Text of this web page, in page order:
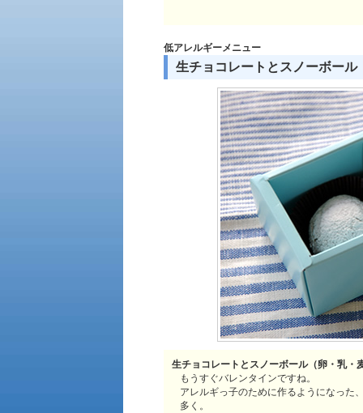
低アレルギーメニュー
生チョコレートとスノーボール
生チョコレートとスノーボール（卵・乳・
もうすぐバレンタインですね。
アレルギっ子のために作るようになった
多く。